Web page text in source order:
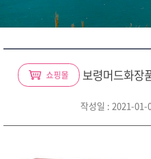
쇼핑몰 보령머드화장
작성일 : 2021-01-